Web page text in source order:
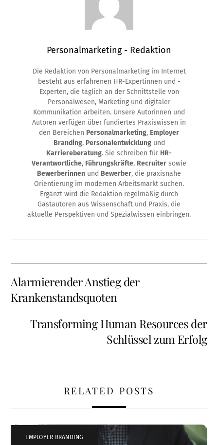
Personalmarketing - Redaktion
Die Redaktion von Personalmarketing im Internet
besteht aus erfahrenen HR-Expertinnen und -
Experten, die täglich an der Schnittstelle von
Personalwesen, Marketing und digitaler
Kommunikation arbeiten. Unsere Autorinnen und
Autoren verfügen über fundiertes Praxiswissen in
den Bereichen Personalmarketing, Employer
Branding, Personalentwicklungund
Karriereberatung. Sie schreiben für HR-
Verantwortliche, Führungskräfte, Recruiter sowie
Bewerberinnen und Bewerber, die praxisnahe
Orientierung im modernen Arbeitsmarkt suchen.
Ergänzt wird die Redaktion regelmäßig durch
Gastautoren aus Wissenschaft und Praxis, die
aktuelle Perspektiven und Spezialwissen einbringen.
Alarmierender Anstieg der
Krankenstandsquoten
Transforming Human Resources der
Schlüssel zum Erfolg
RELATED POSTS
EMPLOYER BRANDING